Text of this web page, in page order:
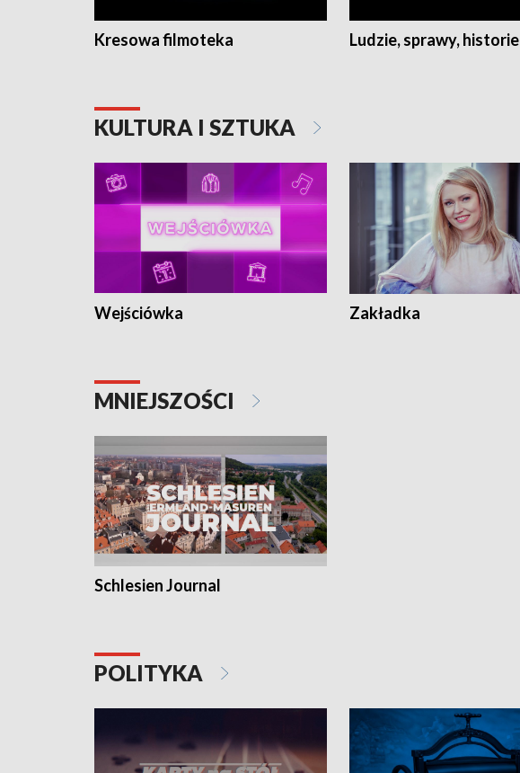
Kresowa filmoteka Ludzie, sprawy, historie
KULTURA I SZTUKA
Wejściówka Zakładka
MNIEJSZOŚCI
Schlesien Journal
POLITYKA